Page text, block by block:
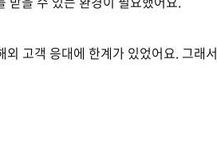
고객 응대에 한계가 있었어요. 그래서